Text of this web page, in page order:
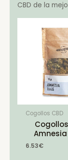
CBD de la
Cogollos CBD
Amnesia
6.53€